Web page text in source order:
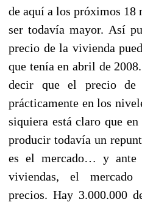
de aquí a los próximos 18
ser todavía mayor. Así
precio de la vivienda
que tenía en abril de
decir que el precio de
prácticamente en los
siquiera está claro que
producir todavía un
es el mercado… y ante
viviendas, el mercado
precios. Hay 3.000.000